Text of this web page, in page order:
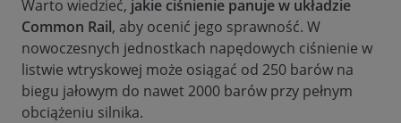
Warto wiedzieć, jakie ciśnienie panuje w układzie
Common Rail, aby ocenić jego sprawność. W
nowoczesnych jednostkach napędowych ciśnienie w
listwie wtryskowej może osiągać od 250 barów na
biegu jałowym do nawet 2000 barów przy pełnym
obciążeniu silnika.